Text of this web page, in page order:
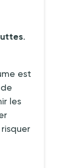
.
est
les